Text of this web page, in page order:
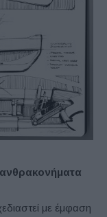
με έμφαση